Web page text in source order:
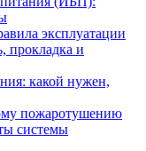
эксплуатации
прокладка и
какой нужен,
пожаротушению
системы